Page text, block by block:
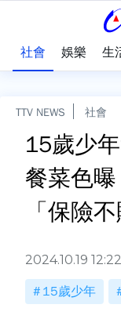
社會 娛樂 生
TTV NEWS 社會
15歲少
餐菜色
「保險不
2024.10.19 12:22
15歲少年